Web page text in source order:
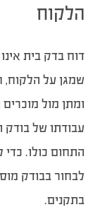
הלקוח
דוח בדק בית
שמגן על הלקוח,
ומתן מול
עבודתו של
התחום כולו. כדי
לבחור בבודק
בתקנים.